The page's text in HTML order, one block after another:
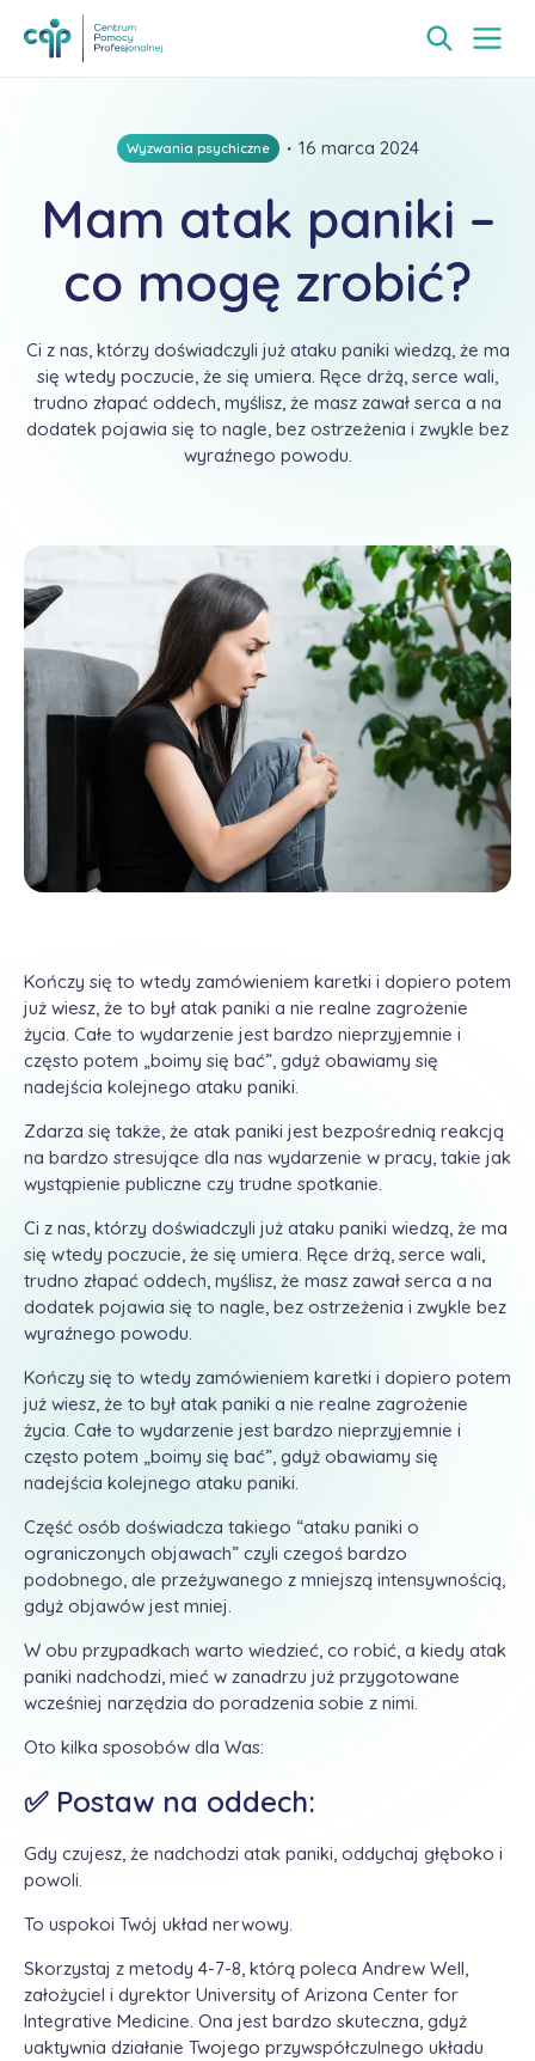
Wyzwania psychiczne ・ 16 marca 2024
Mam atak paniki –
co mogę zrobić?
Ci z nas, którzy doświadczyli już ataku paniki wiedzą, że ma
się wtedy poczucie, że się umiera. Ręce drżą, serce wali,
trudno złapać oddech, myślisz, że masz zawał serca a na
dodatek pojawia się to nagle, bez ostrzeżenia i zwykle bez
wyraźnego powodu.
Kończy się to wtedy zamówieniem karetki i dopiero potem
już wiesz, że to był atak paniki a nie realne zagrożenie
życia. Całe to wydarzenie jest bardzo nieprzyjemnie i
często potem „boimy się bać”, gdyż obawiamy się
nadejścia kolejnego ataku paniki.
Zdarza się także, że atak paniki jest bezpośrednią reakcją
na bardzo stresujące dla nas wydarzenie w pracy, takie jak
wystąpienie publiczne czy trudne spotkanie.
Ci z nas, którzy doświadczyli już ataku paniki wiedzą, że ma
się wtedy poczucie, że się umiera. Ręce drżą, serce wali,
trudno złapać oddech, myślisz, że masz zawał serca a na
dodatek pojawia się to nagle, bez ostrzeżenia i zwykle bez
wyraźnego powodu.
Kończy się to wtedy zamówieniem karetki i dopiero potem
już wiesz, że to był atak paniki a nie realne zagrożenie
życia. Całe to wydarzenie jest bardzo nieprzyjemnie i
często potem „boimy się bać”, gdyż obawiamy się
nadejścia kolejnego ataku paniki.
Część osób doświadcza takiego “ataku paniki o
ograniczonych objawach” czyli czegoś bardzo
podobnego, ale przeżywanego z mniejszą intensywnością,
gdyż objawów jest mniej.
W obu przypadkach warto wiedzieć, co robić, a kiedy atak
paniki nadchodzi, mieć w zanadrzu już przygotowane
wcześniej narzędzia do poradzenia sobie z nimi.
Oto kilka sposobów dla Was:
✅ Postaw na oddech:
Gdy czujesz, że nadchodzi atak paniki, oddychaj głęboko i
powoli.
To uspokoi Twój układ nerwowy.
Skorzystaj z metody 4-7-8, którą poleca Andrew Well,
założyciel i dyrektor University of Arizona Center for
Integrative Medicine. Ona jest bardzo skuteczna, gdyż
uaktywnia działanie Twojego przywspółczulnego układu